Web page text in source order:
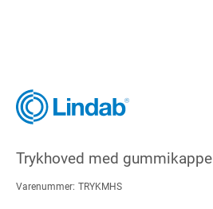
Trykhoved med gummikappe
Varenummer: TRYKMHS